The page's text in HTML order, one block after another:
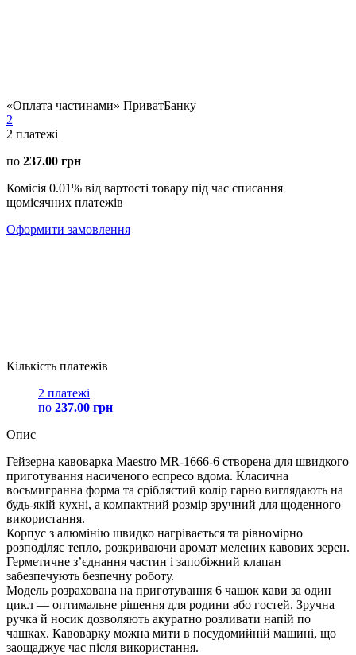
«Оплата частинами» ПриватБанку
2
2 платежі
по 237.00 грн
Комісія 0.01% від вартості товару під час списання
щомісячних платежів
Оформити замовлення
Кількість платежів
2 платежі
по 237.00 грн
Опис
Гейзерна кавоварка Maestro MR-1666-6 створена для швидкого
приготування насиченого еспресо вдома. Класична
восьмигранна форма та сріблястий колір гарно виглядають на
будь-якій кухні, а компактний розмір зручний для щоденного
використання.
Корпус з алюмінію швидко нагрівається та рівномірно
розподіляє тепло, розкриваючи аромат мелених кавових зерен.
Герметичне з’єднання частин і запобіжний клапан
забезпечують безпечну роботу.
Модель розрахована на приготування 6 чашок кави за один
цикл — оптимальне рішення для родини або гостей. Зручна
ручка й носик дозволяють акуратно розливати напій по
чашках. Кавоварку можна мити в посудомийній машині, що
заощаджує час після використання.